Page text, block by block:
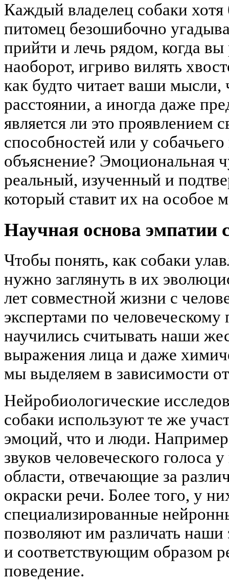
Каждый владелец собаки хотя
питомец безошибочно
прийти и лечь рядом, когда
наоборот, игриво вилять
как будто читает ваши
расстоянии, а иногда даже
является ли это проявлением
способностей или у
объяснение? Эмоциональная
реальный, изученный и
который ставит их на особое
Научная основа эмпатии
Чтобы понять, как собаки
нужно заглянуть в их
лет совместной жизни с
экспертами по
научились считывать наши
выражения лица и даже
мы выделяем в зависимости
Нейробиологические
собаки используют те же
эмоций, что и люди.
звуков человеческого голоса
области, отвечающие за
окраски речи. Более того, у
специализированные
позволяют им различать
и соответствующим образом
поведение.